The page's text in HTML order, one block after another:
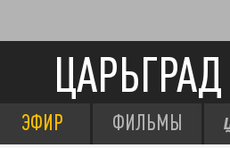
ЦАРЬГРАД
ЭФИР ФИЛЬМЫ